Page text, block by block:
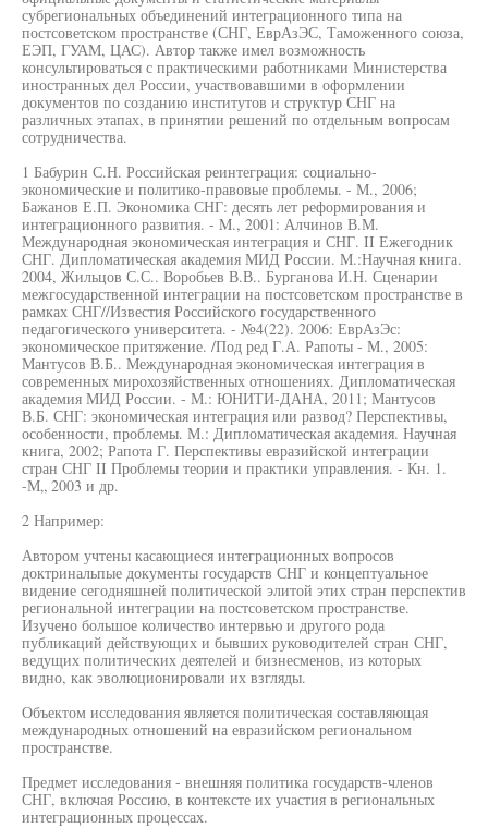
субрегиональных объединений интеграционного типа на
постсоветском пространстве (СНГ, ЕврАзЭС, Таможенного союза,
ЕЭП, ГУАМ, ЦАС). Автор также имел возможность
консультироваться с практическими работниками Министерства
иностранных дел России, участвовавшими в оформлении
документов по созданию институтов и структур СНГ на
различных этапах, в принятии решений по отдельным вопросам
сотрудничества.
1 Бабурин С.Н. Российская реинтеграция: социально-
экономические и политико-правовые проблемы. - М., 2006;
Бажанов Е.П. Экономика СНГ: десять лет реформирования и
интеграционного развития. - M., 2001: Алчинов В.М.
Международная экономическая интеграция и СНГ. II Ежегодник
СНГ. Дипломатическая академия МИД России. М.:Научная книга.
2004, Жильцов С.С.. Воробьев В.В.. Бурганова И.Н. Сценарии
межгосударственной интеграции на постсоветском пространстве в
рамках СНГ//Известия Российского государственного
педагогического университета. - №4(22). 2006: ЕврАзЭс:
экономическое притяжение. /Под ред Г.А. Рапоты - М., 2005:
Мантусов В.Б.. Международная экономическая интеграция в
современных мирохозяйственных отношениях. Дипломатическая
академия МИД России. - М.: ЮНИТИ-ДАНА, 2011; Мантусов
В.Б. СНГ: экономическая интеграция или развод? Перспективы,
особенности, проблемы. М.: Дипломатическая академия. Научная
книга, 2002; Рапота Г. Перспективы евразийской интеграции
стран СНГ II Проблемы теории и практики управления. - Кн. 1.
-М„ 2003 и др.
2 Например:
Автором учтены касающиеся интеграционных вопросов
доктринальпые документы государств СНГ и концептуальное
видение сегодняшней политической элитой этих стран перспектив
региональной интеграции на постсоветском пространстве.
Изучено большое количество интервью и другого рода
публикаций действующих и бывших руководителей стран СНГ,
ведущих политических деятелей и бизнесменов, из которых
видно, как эволюционировали их взгляды.
Объектом исследования является политическая составляющая
международных отношений на евразийском региональном
пространстве.
Предмет исследования - внешняя политика государств-членов
СНГ, включая Россию, в контексте их участия в региональных
интеграционных процессах.